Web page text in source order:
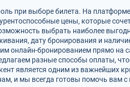
при выборе билета. На
цены, которые
выбрать наиболее
дату бронирования и
онлайн-бронированием прямо на
разные способы оплаты,
является одним из важнейших
и мы всегда готовы помочь вам